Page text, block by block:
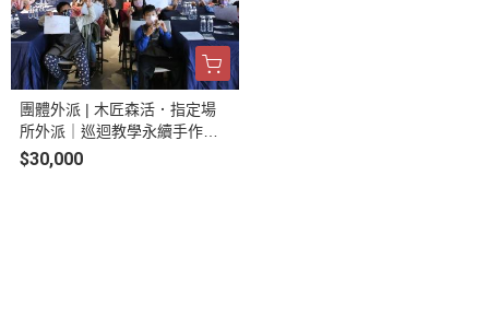
團體外派 | 木匠森活．指定場
所外派｜巡迴教學永續手作體
驗 | 客製化
$30,000